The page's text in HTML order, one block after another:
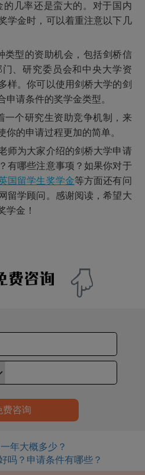
几率还是蛮大的。对于国内
学金时，可以着重注意以下几
型的资助机会，包括剑桥信
、研究委员会和中央大学资
样。你可以使用剑桥大学的剑
申请条件的奖学金类型。
个研究生资助竞争机制，来
你的申请过程更加的简单。
为大家介绍的剑桥大学申请
有哪些注意事项？如果你对于
国留学生奖学金等方面还有问
留学顾问。感谢阅读，希望大
学金！
费咨询
年大概多少？
吗？申请条件有哪些？